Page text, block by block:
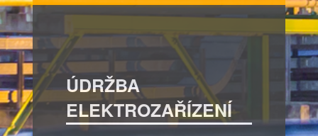
ÚDRŽBA
ELEKTROZAŘÍZENÍ